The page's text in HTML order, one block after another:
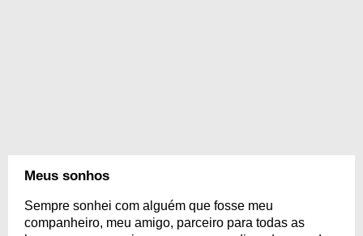
Meus sonhos
Sempre sonhei com alguém que fosse meu
companheiro, meu amigo, parceiro para todas as